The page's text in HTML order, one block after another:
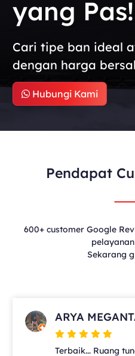
yang Pas!
Cari tipe ban ideal
dengan harga
Hubungi Kami
Pendapat
600+ customer Google
Sekarang
ARYA
Terbaik... Ruang